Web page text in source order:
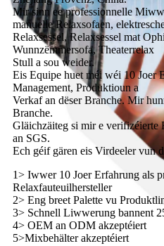
Mir sinn ee professionnelle
manuelle Relaxsofaen,
Relaxsessel, Relaxsessel mat
Wunnzëmmersofa, Theaterrelax
Stull a sou weider.
Eis Equipe huet méi wéi 10 Joer
Management, Produktioun a
Verkaf an dëser Branche. Mir
Branche.
Gläichzäiteg si mir e verifizéierte
an SGS.
Ech géif gären eis Virdeeler vun
1> Iwwer 10 Joer Erfahrung als
Relaxfauteuilhersteller
2> Eng breet Palette vu
3> Schnell Liwwerung bannent
4> OEM an ODM akzeptéiert
5>Mixbehälter akzeptéiert